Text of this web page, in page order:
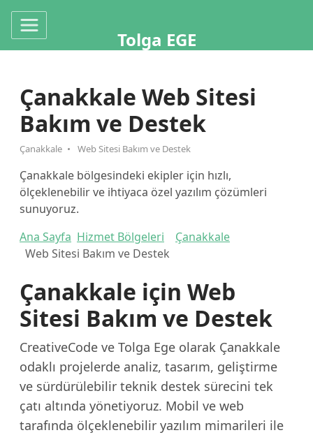
Tolga EGE
Çanakkale Web Sitesi
Bakım ve Destek
Çanakkale Web Sitesi Bakım ve Destek
Çanakkale bölgesindeki ekipler için hızlı,
ölçeklenebilir ve ihtiyaca özel yazılım çözümleri
sunuyoruz.
Ana Sayfa Hizmet Bölgeleri
Çanakkale
Web Sitesi Bakım ve Destek
Çanakkale için Web
Sitesi Bakım ve Destek
CreativeCode ve Tolga Ege olarak Çanakkale
odaklı projelerde analiz, tasarım, geliştirme
ve sürdürülebilir teknik destek sürecini tek
çatı altında yönetiyoruz. Mobil ve web
tarafında ölçeklenebilir yazılım mimarileri ile